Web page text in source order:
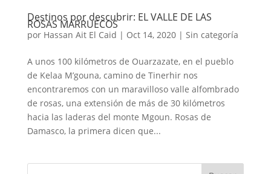
Destinos por descubrir: EL VALLE DE LAS
ROSAS MARRUECOS
por Hassan Ait El Caid | Oct 14, 2020| Sin categoría
A unos 100 kilómetros de Ouarzazate, en el pueblo
de Kelaa M’gouna, camino de Tinerhir nos
encontraremos con un maravilloso valle alfombrado
de rosas, una extensión de más de 30 kilómetros
hacia las laderas del monte Mgoun. Rosas de
Damasco, la primera dicen que...